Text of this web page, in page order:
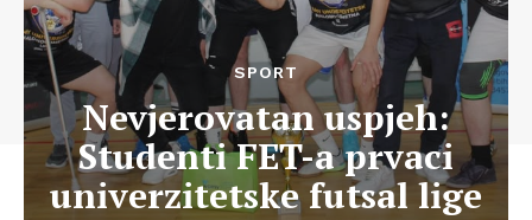
SPORT
Nevjerovatan uspjeh:
Studenti FET-a prvaci
univerzitetske futsal lige